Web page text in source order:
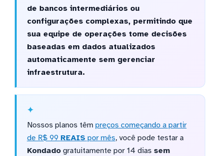
de bancos intermediários ou
configurações complexas, permitindo que
sua equipe de operações tome decisões
baseadas em dados atualizados
automaticamente sem gerenciar
infraestrutura.
Nossos planos têm preços começando a partir
de R$ 99 REAIS por mês, você pode testar a
Kondadogratuitamente por 14 dias sem